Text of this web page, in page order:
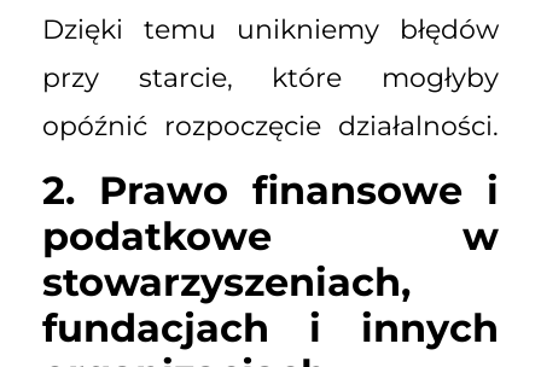
Dzięki temu unikniemy błędów
przy starcie, które mogłyby
opóźnić rozpoczęcie działalności.
2. Prawo finansowe i
podatkowe w
stowarzyszeniach,
fundacjach i innych